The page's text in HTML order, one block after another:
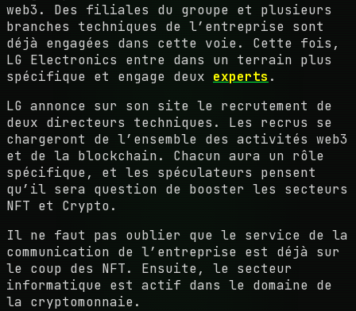
web3. Des filiales du groupe et plusieurs
branches techniques de l’entreprise sont
déjà engagées dans cette voie. Cette fois,
LG Electronics entre dans un terrain plus
spécifique et engage deux experts .
LG annonce sur son site le recrutement de
deux directeurs techniques. Les recrus se
chargeront de l’ensemble des activités web3
et de la blockchain. Chacun aura un rôle
spécifique, et les spéculateurs pensent
qu’il sera question de booster les secteurs
NFT et Crypto.
Il ne faut pas oublier que le service de la
communication de l’entreprise est déjà sur
le coup des NFT. Ensuite, le secteur
informatique est actif dans le domaine de
la cryptomonnaie.